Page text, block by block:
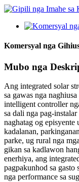
Komersyal nga
Mubo nga
Ang integrated solar
sa gawas nga
intelligent controller
sa dali nga pag-
naghatag og episyente
kadalanan,
parke, ug rural nga
gikan sa kadlawon
enerhiya, ang
pagpakunhod sa gasto
nga performance sa